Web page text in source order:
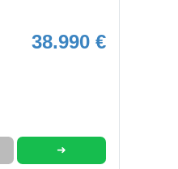
38.990 €
➜